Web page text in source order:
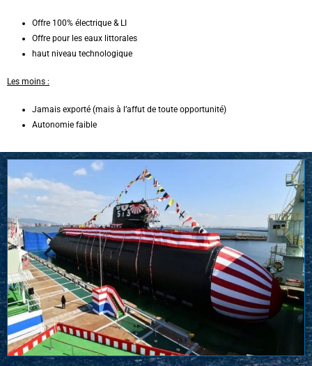
Offre 100% électrique & LI
Offre pour les eaux littorales
haut niveau technologique
Les moins :
Jamais exporté (mais à l’affut de toute opportunité)
Autonomie faible